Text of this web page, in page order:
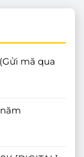
mã qua